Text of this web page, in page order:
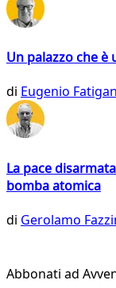
Un palazzo che
di Eugenio
La pace
bomba atomica
di Gerolamo
Abbonati ad